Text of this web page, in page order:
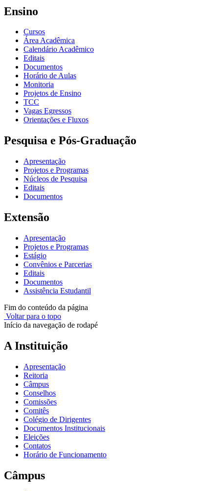
Ensino
Cursos
Área Acadêmica
Calendário Acadêmico
Editais
Documentos
Horário de Aulas
Monitoria
Projetos de Ensino
TCC
Vagas Egressos
Orientações e Fluxos
Pesquisa e Pós-Graduação
Apresentação
Projetos e Programas
Núcleos de Pesquisa
Editais
Documentos
Extensão
Apresentação
Projetos e Programas
Estágio
Convênios e Parcerias
Editais
Documentos
Assistência Estudantil
Fim do conteúdo da página
Voltar para o topo
Início da navegação de rodapé
A Instituição
Apresentação
Reitoria
Câmpus
Conselhos
Comissões
Comitês
Colégio de Dirigentes
Documentos Institucionais
Eleições
Contatos
Horário de Funcionamento
Câmpus